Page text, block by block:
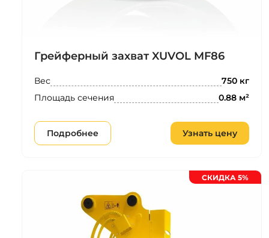
Грейферный захват XUVOL MF86
Вес 750 кг
Площадь сечения 0.88 м²
Подробнее Узнать цену
СКИДКА 5%